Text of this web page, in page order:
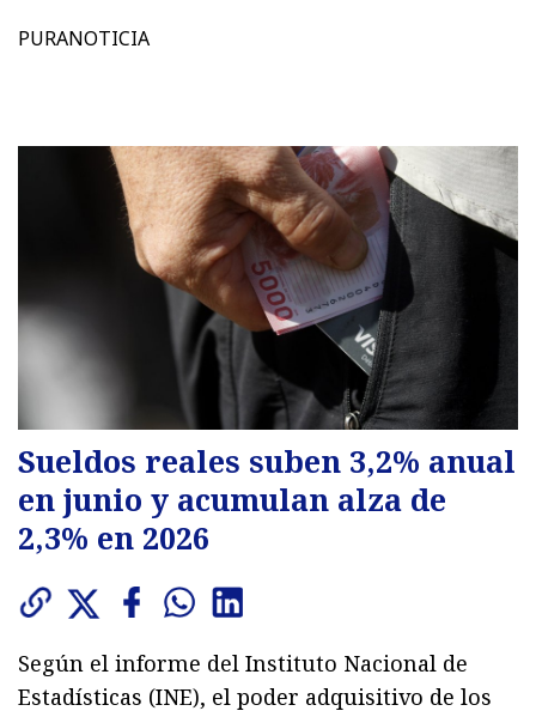
PURANOTICIA
Sueldos reales suben 3,2% anual
en junio y acumulan alza de
2,3% en 2026
Según el informe del Instituto Nacional de
Estadísticas (INE), el poder adquisitivo de los